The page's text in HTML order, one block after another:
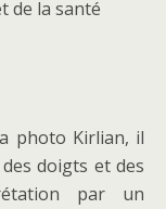
photo Kirlian, il
doigts et des
par un